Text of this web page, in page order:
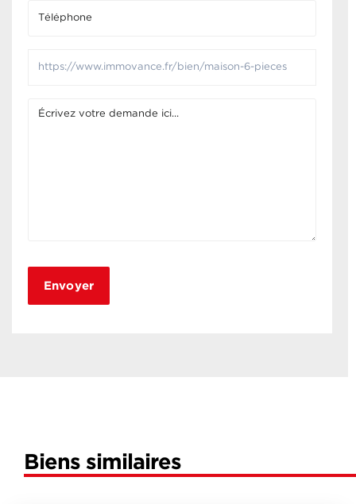
Biens similaires